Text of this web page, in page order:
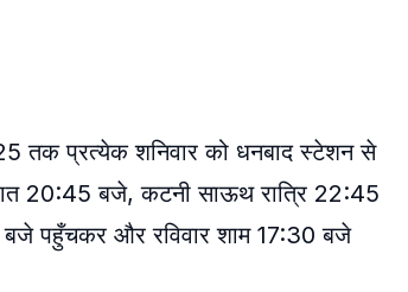
तक प्रत्येक शनिवार को धनबाद स्टेशन से
20:45 बजे, कटनी साऊथ रात्रि 22:45
पहुँचकर और रविवार शाम 17:30 बजे